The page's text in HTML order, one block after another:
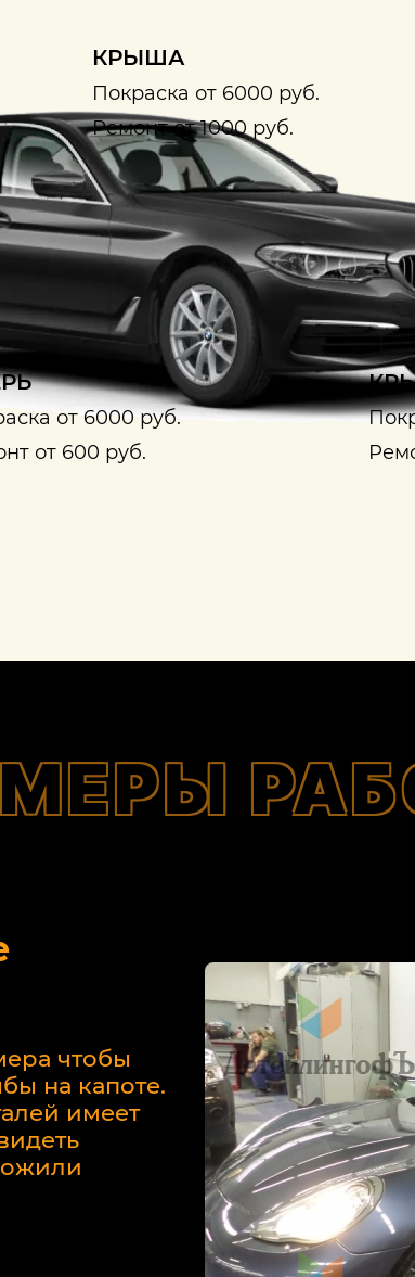
КРЫША
Покраска от 6000 руб.
Ремонт от 1000 руб.
от 6000 руб.
от 600 руб.
чтобы
на капоте.
имеет